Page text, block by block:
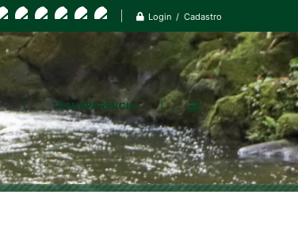
Login / Cadastro
TRANSPARÊNCIA